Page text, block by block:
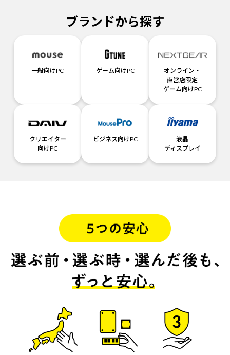
ブランドから探す
一般向けPC ゲーム向けPC
オンライン・
直営店限定
ゲーム向けPC
クリエイター
向けPC
ビジネス向けPC
液晶
ディスプレイ